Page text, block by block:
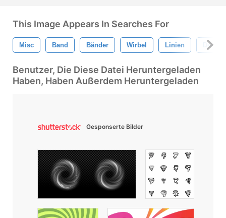
This Image Appears In Searches For
Misc Band Bänder Wirbel Linien
Benutzer, Die Diese Datei Heruntergeladen
Haben, Haben Außerdem Heruntergeladen
Gesponserte Bilder